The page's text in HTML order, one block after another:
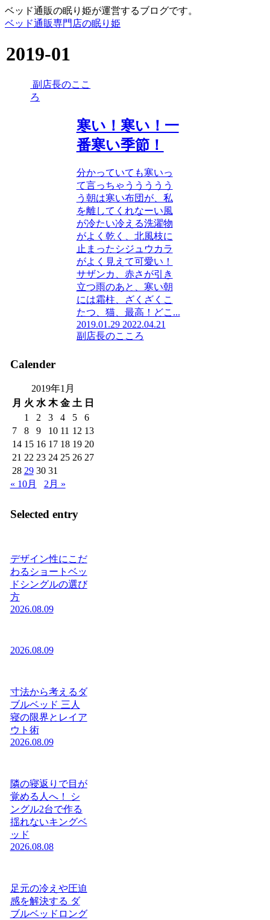
ベッド通販の眠り姫が運営するブログです。
ベッド通販専門店の眠り姫
2019-01
副店長のここ
ろ
寒い！寒い！一
番寒い季節！
分かっていても寒いっ
て言っちゃううううう
う朝は寒い布団が、私
を離してくれなーい風
が冷たい冷える洗濯物
がよく乾く、北風枝に
止まったシジュウカラ
がよく見えて可愛い！
サザンカ、赤さが引き
立つ雨のあと、寒い朝
には霜柱、ざくざくこ
たつ、猫、最高！どこ...
2019.01.29 2022.04.21
副店長のこころ
Calender
2019年1月
月 火 水 木 金 土 日
1
2 3 4 5
6
7
8 9 10 11 12 13
14 15 16 17 18 19 20
21 22 23 24 25 26 27
28 29 30 31
« 10月
2月 »
Selected entry
デザイン性にこだ
わるショートベッ
ドシングルの選び
方
2026.08.09
2026.08.09
寸法から考えるダ
ブルベッド 三人
寝の限界とレイア
ウト術
2026.08.09
隣の寝返りで目が
覚める人へ！ シ
ングル2台で作る
揺れないキングベ
ッド
2026.08.08
足元の冷えや圧迫
感を解決する ダ
ブルベッドロング